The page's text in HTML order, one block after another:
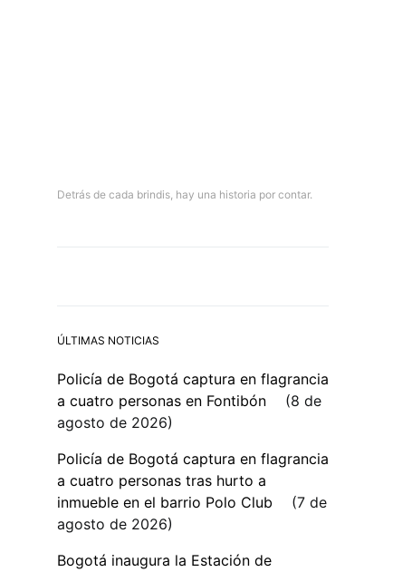
Detrás de cada brindis, hay una historia por contar.
ÚLTIMAS NOTICIAS
Policía de Bogotá captura en flagrancia
a cuatro personas en Fontibón
8 de
agosto de 2026
Policía de Bogotá captura en flagrancia
a cuatro personas tras hurto a
inmueble en el barrio Polo Club
7 de
agosto de 2026
Bogotá inaugura la Estación de